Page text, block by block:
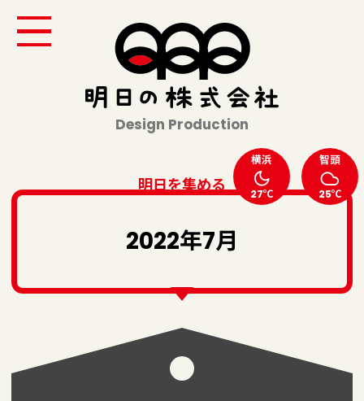
Design Production
横浜
27℃
智頭
25℃
明日を集める
2022年7月